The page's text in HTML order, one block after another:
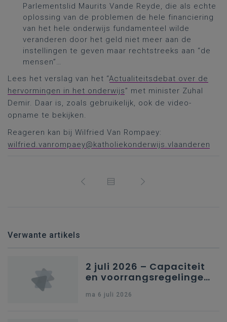
Parlementslid Maurits Vande Reyde, die als echte
oplossing van de problemen de hele financiering
van het hele onderwijs fundamenteel wilde
veranderen door het geld niet meer aan de
instellingen te geven maar rechtstreeks aan “de
mensen”…
Lees het verslag van het “Actualiteitsdebat over de
hervormingen in het onderwijs” met minister Zuhal
Demir. Daar is, zoals gebruikelijk, ook de video-
opname te bekijken.
Reageren kan bij Wilfried Van Rompaey:
wilfried.vanrompaey@katholiekonderwijs.vlaanderen
Verwante artikels
2 juli 2026 – Capaciteit
en voorrangsregelingen
secundair onderwijs in
ma 6 juli 2026